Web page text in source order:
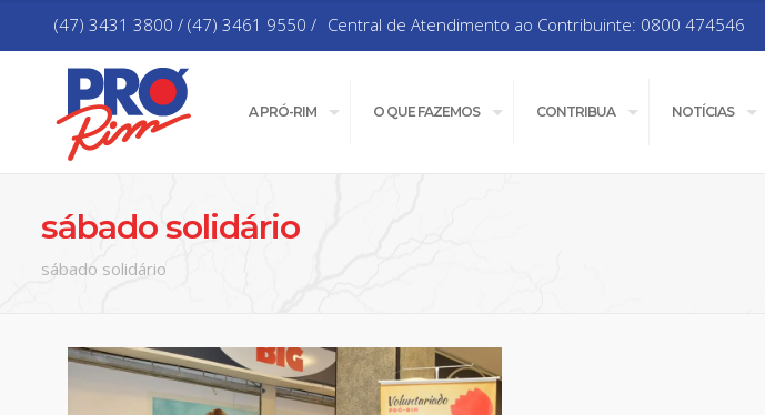
(47) 3431 3800 / (47) 3461 9550 / Central de Atendimento ao Contribuinte: 0800 474546
A PRÓ-RIM O QUE FAZEMOS CONTRIBUA NOTÍCIAS
sábado solidário
sábado solidário